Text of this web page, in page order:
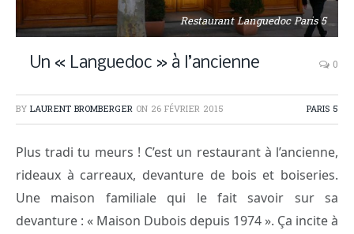
Restaurant Languedoc Paris 5
Un « Languedoc » à l’ancienne 0
BY LAURENT BROMBERGER ON 26 FÉVRIER 2015 PARIS 5
Plus tradi tu meurs ! C’est un restaurant à l’ancienne,
rideaux à carreaux, devanture de bois et boiseries.
Une maison familiale qui le fait savoir sur sa
devanture : « Maison Dubois depuis 1974 ». Ça incite à